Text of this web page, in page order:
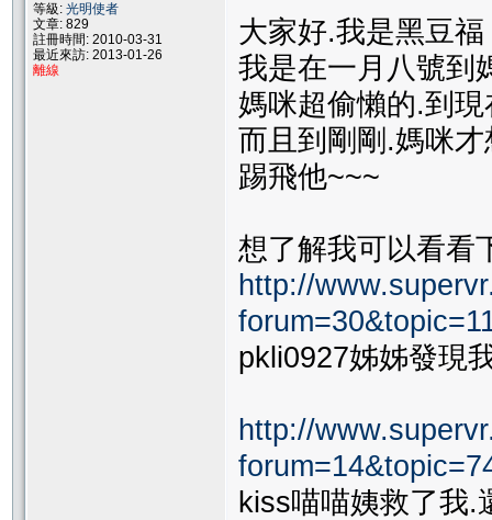
等級: 光明使者
文章: 829
註冊時間: 2010-03-31
最近來訪: 2013-01-26
離線
大家好.我是黑豆福
我是在一月八號到
媽咪超偷懶的.到
而且到剛剛.媽咪
踢飛他~~~
想了解我可以看看
http://
pkli0927姊姊發
http://
kiss喵喵姨救了我.